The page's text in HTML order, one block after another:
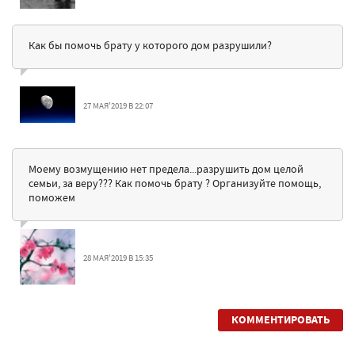
Как бы помочь брату у которого дом разрушили?
27 МАЯ'2019 В 22:07
Моему возмущению нет предела...разрушить дом целой
семьи, за веру??? Как помочь брату ? Организуйте помощь,
поможем
28 МАЯ'2019 В 15:35
КОММЕНТИРОВАТЬ